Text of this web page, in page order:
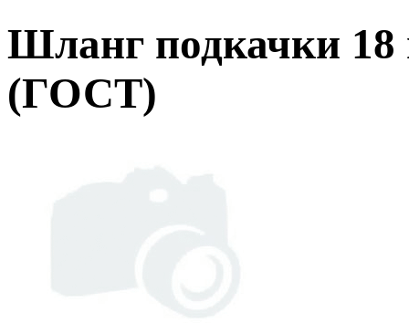
Шланг подкачки 18
(ГОСТ)